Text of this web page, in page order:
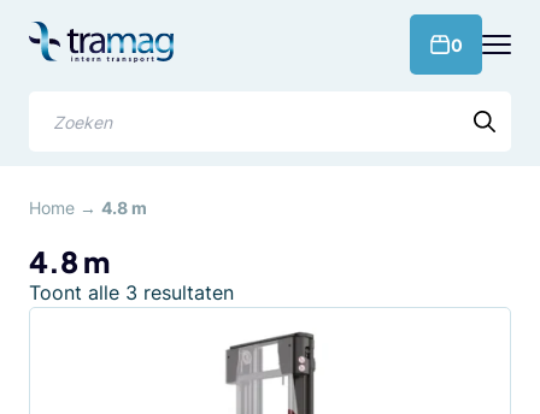
naar
0
Home → 4.8 m
4.8 m
Toont alle 3 resultatenGesorteerd
populariteit